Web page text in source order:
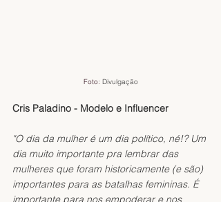
Foto: Divulgação
Cris Paladino - Modelo e Influencer
"O dia da mulher é um dia político, né!? Um
dia muito importante pra lembrar das
mulheres que foram historicamente (e são)
importantes para as batalhas femininas. É